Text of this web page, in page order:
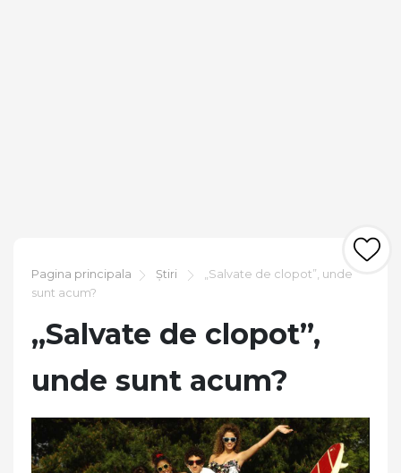
Pagina principala Știri
„Salvate de clopot”, unde
sunt acum?
„Salvate de clopot”,
unde sunt acum?